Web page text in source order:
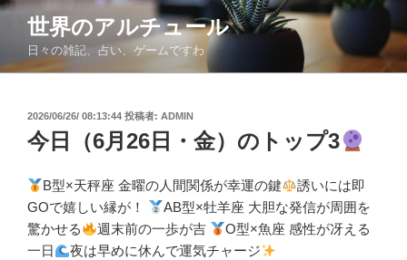
コ
ン
世界のアルチュール
日々の雑記、占い、ゲームですわ
投
稿
日:
2026/06/26/ 08:13:44 投稿者: ADMIN
今日（6月26日・金）のトップ3
B型×天秤座 金曜の人間関係が幸運の鍵
誘いには即
GOで嬉しい縁が！
AB型×牡羊座 大胆な発信が周囲を
驚かせる
週末前の一歩が吉
O型×魚座 感性が冴える
一日
夜は早めに休んで運気チャージ